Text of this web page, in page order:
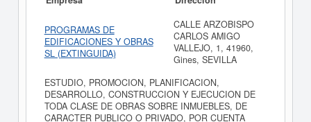
PROGRAMAS DE
EDIFICACIONES Y OBRAS
SL (EXTINGUIDA)
CALLE ARZOBISPO
CARLOS AMIGO
VALLEJO, 1, 41960,
Gines, SEVILLA
ESTUDIO, PROMOCION, PLANIFICACION,
DESARROLLO, CONSTRUCCION Y EJECUCION DE
TODA CLASE DE OBRAS SOBRE INMUEBLES, DE
CARACTER PUBLICO O PRIVADO, POR CUENTA